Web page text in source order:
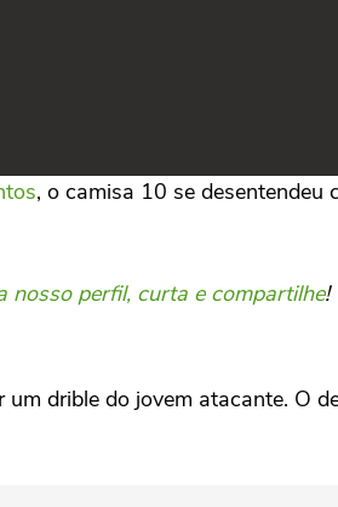
, o camisa 10 se desentendeu
nosso perfil, curta e compartilhe!
drible do jovem atacante. O